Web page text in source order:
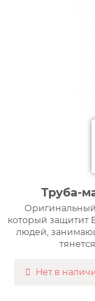
Труба-
который защитит
людей,
Нет в